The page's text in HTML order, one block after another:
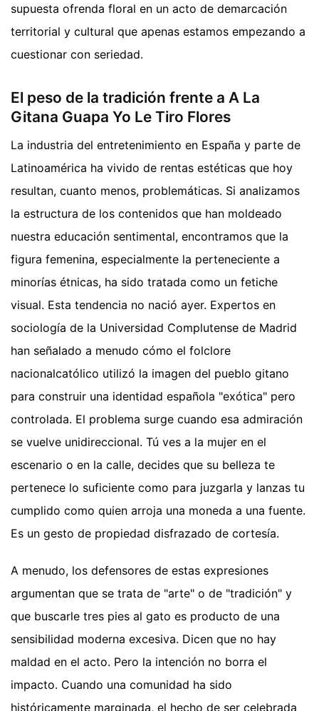
supuesta ofrenda floral en un acto de demarcación
territorial y cultural que apenas estamos empezando a
cuestionar con seriedad.
El peso de la tradición frente a A La
Gitana Guapa Yo Le Tiro Flores
La industria del entretenimiento en España y parte de
Latinoamérica ha vivido de rentas estéticas que hoy
resultan, cuanto menos, problemáticas. Si analizamos
la estructura de los contenidos que han moldeado
nuestra educación sentimental, encontramos que la
figura femenina, especialmente la perteneciente a
minorías étnicas, ha sido tratada como un fetiche
visual. Esta tendencia no nació ayer. Expertos en
sociología de la Universidad Complutense de Madrid
han señalado a menudo cómo el folclore
nacionalcatólico utilizó la imagen del pueblo gitano
para construir una identidad española "exótica" pero
controlada. El problema surge cuando esa admiración
se vuelve unidireccional. Tú ves a la mujer en el
escenario o en la calle, decides que su belleza te
pertenece lo suficiente como para juzgarla y lanzas tu
cumplido como quien arroja una moneda a una fuente.
Es un gesto de propiedad disfrazado de cortesía.
A menudo, los defensores de estas expresiones
argumentan que se trata de "arte" o de "tradición" y
que buscarle tres pies al gato es producto de una
sensibilidad moderna excesiva. Dicen que no hay
maldad en el acto. Pero la intención no borra el
impacto. Cuando una comunidad ha sido
históricamente marginada, el hecho de ser celebrada